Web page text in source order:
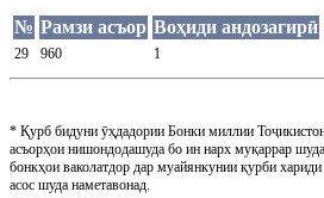
№ Рамзи асъор Воҳиди андозагирӣ
29 960 1
* Қурб бидуни ӯҳдадории Бонки миллии
асъорҳои нишондодашуда бо ин нарх муқаррар
бонкҳои ваколатдор дар муайянкунии қурби
асос шуда наметавонад.